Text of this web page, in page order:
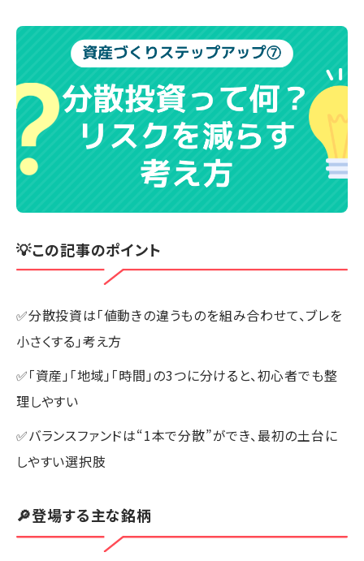
💡この記事のポイント
✅分散投資は「値動きの違うものを組み合わせて、ブレを
小さくする」考え方
✅「資産」「地域」「時間」の3つに分けると、初心者でも整
理しやすい
✅バランスファンドは“1本で分散”ができ、最初の土台に
しやすい選択肢
🔎登場する主な銘柄